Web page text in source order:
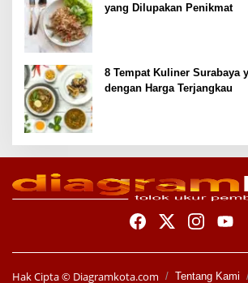
yang Dilupakan Penikmat
8 Tempat Kuliner Surabaya
dengan Harga Terjangkau
Hak Cipta © Diagramkota.com Tentang Kami